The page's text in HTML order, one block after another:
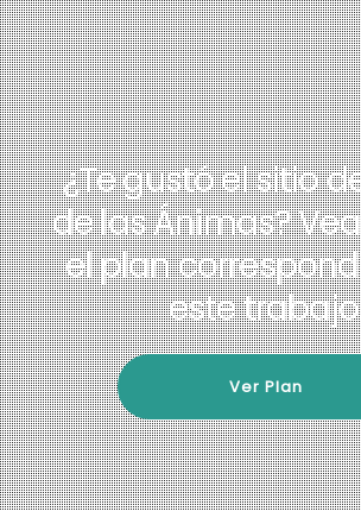
¿Te gustó el sitio
de las Ánimas?
el plan
este
Ver Plan